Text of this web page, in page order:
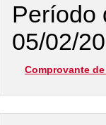
Período
05/02/
Comprovante